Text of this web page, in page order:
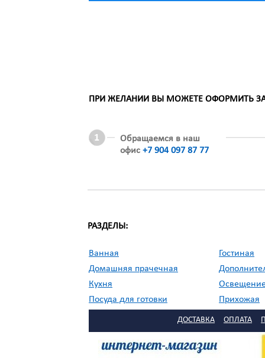
ПРИ ЖЕЛАНИИ ВЫ МОЖЕТЕ ОФОРМИТЬ
Обращаемся в наш
офис +7 904 097 87 77
РАЗДЕЛЫ:
Ванная
Гостиная
Домашняя прачечная
Кухня
Посуда для готовки
Прихожая
Столовая
Текстиль
//
ДОСТАВКА ОПЛАТА